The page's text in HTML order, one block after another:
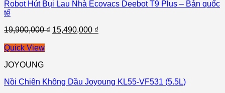
Robot Hút Bụi Lau Nhà Ecovacs Deebot T9 Plus – Bản quốc
tế
19,900,000₫ 15,490,000 ₫
Quick View
JOYOUNG
Nồi Chiên Không Dầu Joyoung KL55-VF531 (5.5L)